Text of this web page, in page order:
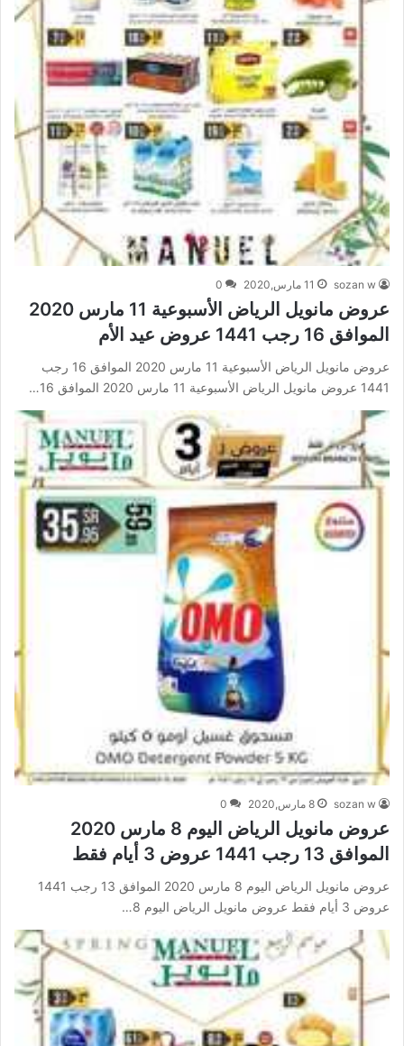
sozan w 11 مارس,2020 0
عروض مانويل الرياض الأسبوعية 11 مارس 2020
الموافق 16 رجب 1441 عروض عيد الأم
عروض مانويل الرياض الأسبوعية 11 مارس 2020 الموافق 16 رجب
1441 عروض مانويل الرياض الأسبوعية 11 مارس 2020 الموافق 16…
sozan w 8 مارس,2020 0
عروض مانويل الرياض اليوم 8 مارس 2020
الموافق 13 رجب 1441 عروض 3 أيام فقط
عروض مانويل الرياض اليوم 8 مارس 2020 الموافق 13 رجب 1441
عروض 3 أيام فقط عروض مانويل الرياض اليوم 8…